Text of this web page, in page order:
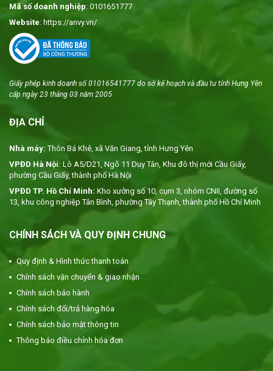
Hoàng cầm
(Baicalin ≥ 0,8%)
1.5 ml Thanh hao
hoa vàng
(Artemisinin ≥
cánh (Platycodin D
≥ 0,04%) […]
Mã số doanh nghiệp: 0101651777
Website: https://anvy.vn/
Giấy phép kinh doanh số 01016541777 do sở kế hoạch và đầu tư tỉnh Hưng Yên
cấp ngày 23 tháng 03 năm 2005
ĐỊA CHỈ
Nhà máy: Thôn Bá Khê, xã Văn Giang, tỉnh Hưng Yên
VPĐD Hà Nội: Lô A5/D21, Ngõ 11 Duy Tân, Khu đô thị mới Cầu Giấy,
phường Cầu Giấy, thành phố Hà Nội
VPĐD TP. Hồ Chí Minh: Kho xưởng số 10, cụm 3, nhóm CNII, đường số
13, khu công nghiệp Tân Bình, phường Tây Thạnh, thành phố Hồ Chí Minh
CHÍNH SÁCH VÀ QUY ĐỊNH CHUNG
Quy định & Hình thức thanh toán
Chính sách vận chuyển & giao nhận
Chính sách bảo hành
Chính sách đổi/trả hàng hóa
Chính sách bảo mật thông tin
Thông báo điều chỉnh hóa đơn